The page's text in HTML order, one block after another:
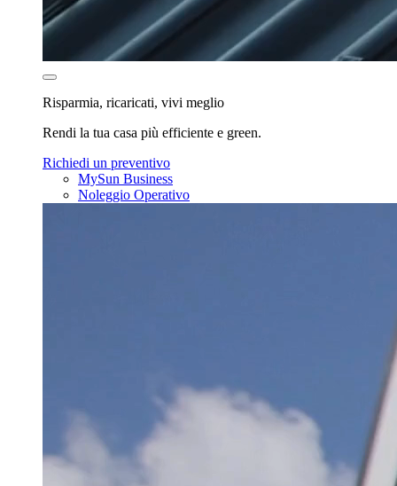
Risparmia, ricaricati, vivi meglio
Rendi la tua casa più efficiente e green.
Richiedi un preventivo
MySun Business
Noleggio Operativo